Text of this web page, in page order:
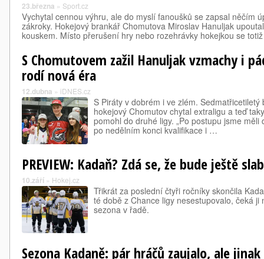
23.března » Sport.cz
Vychytal cennou výhru, ale do myslí fanoušků se zapsal něčím
zákroky. Hokejový brankář Chomutova Miroslav Hanuljak
kouskem. Místo přerušení hry nebo rozehrávky hokejkou se
S Chomutovem zažil Hanuljak vzmachy i
rodí nová éra
12.dubna » iDNES.cz
S Piráty v dobrém i ve zlém.
hokejový Chomutov chytal extraligu a teď
pomohl do druhé ligy. „Po postupu jsme měli
po nedělním konci kvalifikace i …
PREVIEW: Kadaň? Zdá se, že bude ještě
10.září » Hokej.cz
Třikrát za poslední čtyři ročníky skončila
té době z Chance ligy nesestupovalo, čeká ji
sezona v řadě.
Sezona Kadaně: pár hráčů zaujalo, ale